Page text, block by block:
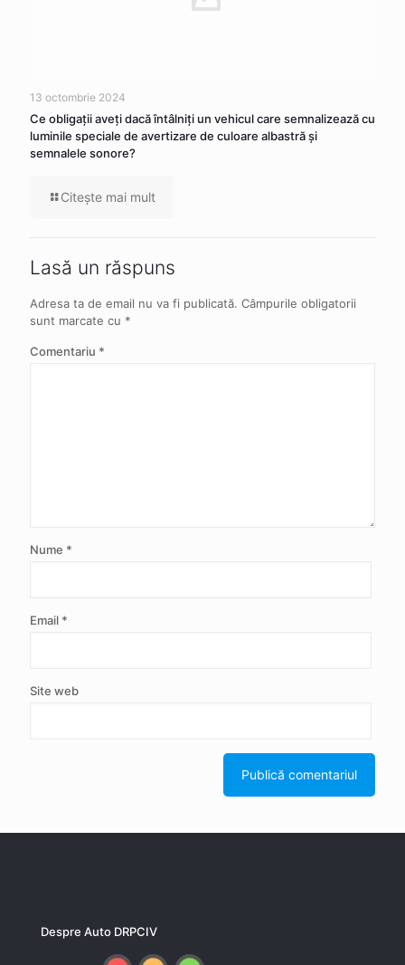
13 octombrie 2024
Ce obligaţii aveţi dacă întâlniţi un vehicul care semnalizează cu
luminile speciale de avertizare de culoare albastră şi
semnalele sonore?
Citeşte mai mult
Lasă un răspuns
Adresa ta de email nu va fi publicată. Câmpurile obligatorii
sunt marcate cu *
Comentariu *
Nume *
Email *
Site web
Despre Auto DRPCIV